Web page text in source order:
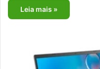
Leia mais »